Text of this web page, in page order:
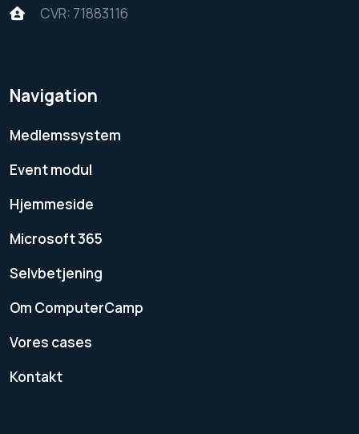
CVR: 71883116
Navigation
Medlemssystem
Event modul
Hjemmeside
Microsoft 365
Selvbetjening
Om ComputerCamp
Vores cases
Kontakt